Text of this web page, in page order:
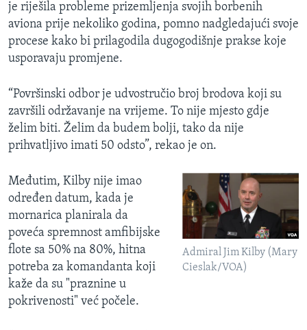
je riješila probleme prizemljenja svojih borbenih
aviona prije nekoliko godina, pomno nadgledajući svoje
procese kako bi prilagodila dugogodišnje prakse koje
usporavaju promjene.
“Površinski odbor je udvostručio broj brodova koji su
završili održavanje na vrijeme. To nije mjesto gdje
želim biti. Želim da budem bolji, tako da nije
prihvatljivo imati 50 odsto”, rekao je on.
Admiral Jim Kilby (Mary
Cieslak/VOA)
Međutim, Kilby nije imao
određen datum, kada je
mornarica planirala da
poveća spremnost amfibijske
flote sa 50% na 80%, hitna
potreba za komandanta koji
kaže da su "praznine u
pokrivenosti" već počele.